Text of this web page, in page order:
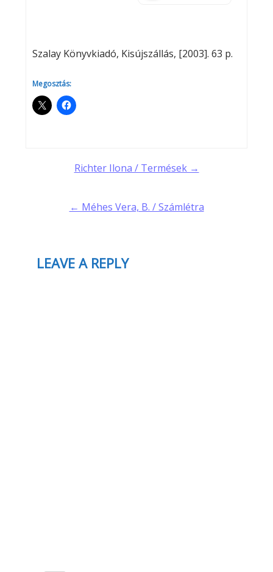
Szalay Könyvkiadó, Kisújszállás, [2003]. 63 p.
Megosztás:
navigation
Richter Ilona / Termések →
← Méhes Vera, B. / Számlétra
LEAVE A REPLY